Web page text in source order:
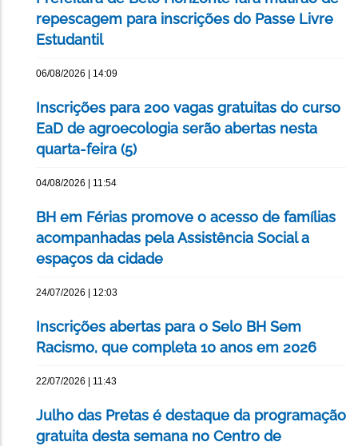
repescagem para inscrições do Passe Livre
Estudantil
06/08/2026 | 14:09
Inscrições para 200 vagas gratuitas do curso
EaD de agroecologia serão abertas nesta
quarta-feira (5)
04/08/2026 | 11:54
BH em Férias promove o acesso de famílias
acompanhadas pela Assistência Social a
espaços da cidade
24/07/2026 | 12:03
Inscrições abertas para o Selo BH Sem
Racismo, que completa 10 anos em 2026
22/07/2026 | 11:43
Julho das Pretas é destaque da programação
gratuita desta semana no Centro de